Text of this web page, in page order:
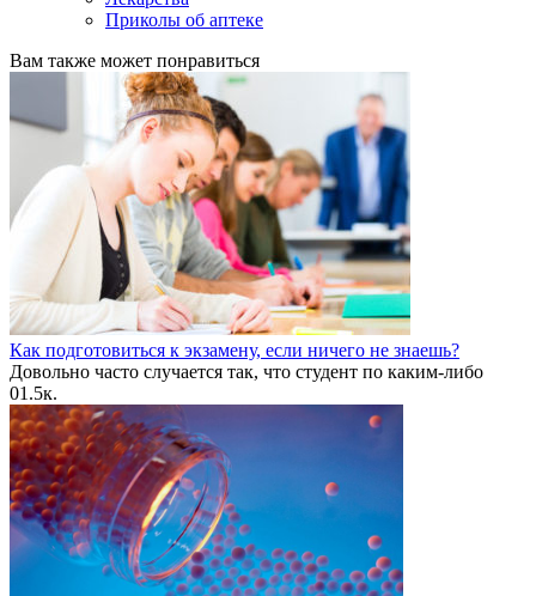
Приколы об аптеке
Вам также может понравиться
Как подготовиться к экзамену, если ничего не знаешь?
Довольно часто случается так, что студент по каким-либо
01.5к.